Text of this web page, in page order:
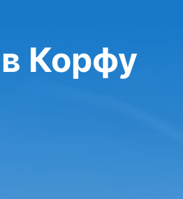
в Корфу